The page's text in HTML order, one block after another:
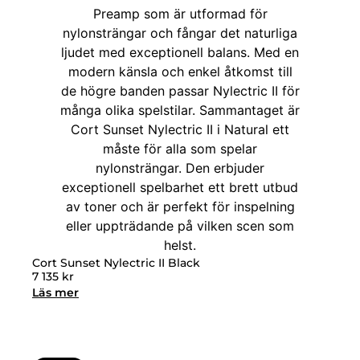
Cort Sunset Nylectric II Black
7 135 kr
Läs mer